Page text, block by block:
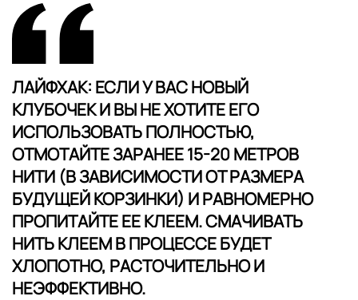
ЛАЙФХАК: ЕСЛИ У ВАС НОВЫЙ
КЛУБОЧЕК И ВЫ НЕ ХОТИТЕ ЕГО
ИСПОЛЬЗОВАТЬ ПОЛНОСТЬЮ,
ОТМОТАЙТЕ ЗАРАНЕЕ 15-20 МЕТРОВ
НИТИ (В ЗАВИСИМОСТИ ОТ РАЗМЕРА
БУДУЩЕЙ КОРЗИНКИ) И РАВНОМЕРНО
ПРОПИТАЙТЕ ЕЕ КЛЕЕМ. СМАЧИВАТЬ
НИТЬ КЛЕЕМ В ПРОЦЕССЕ БУДЕТ
ХЛОПОТНО, РАСТОЧИТЕЛЬНО И
НЕЭФФЕКТИВНО.